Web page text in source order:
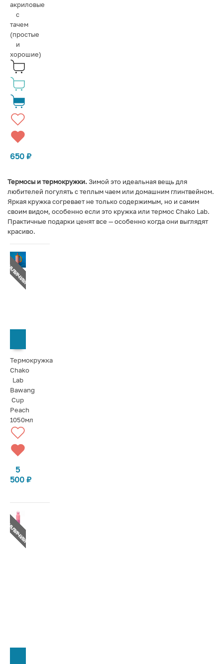
акриловые
с
тачем
(простые
и
хорошие)
650 ₽
Термосы и термокружки.Зимой это идеальная вещь для
любителей погулять с теплым чаем или домашним глинтвейном.
Яркая кружка согревает не только содержимым, но и самим
своим видом, особенно если это кружка или термос Chako Lab.
Практичные подарки ценят все — особенно когда они выглядят
красиво.
Термокружка
Chako
Lab
Bawang
Cup
Peach
1050мл
5
500 ₽